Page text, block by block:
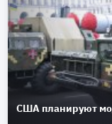
США планируют